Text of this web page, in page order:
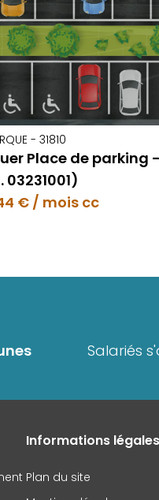
- 31810
Place de parking
03231001)
€ / mois cc
Salariés
Informations légales
Plan du site